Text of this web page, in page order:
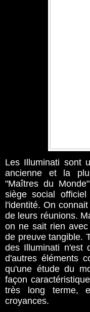
Les Illuminati sont
ancienne et la
"Maîtres du
siège social
l'identité. On
de leurs réunions.
on ne sait rien
de preuve tangible.
des Illuminati n'est
d'autres éléments
qu'une étude du
façon
très long terme,
croyances.